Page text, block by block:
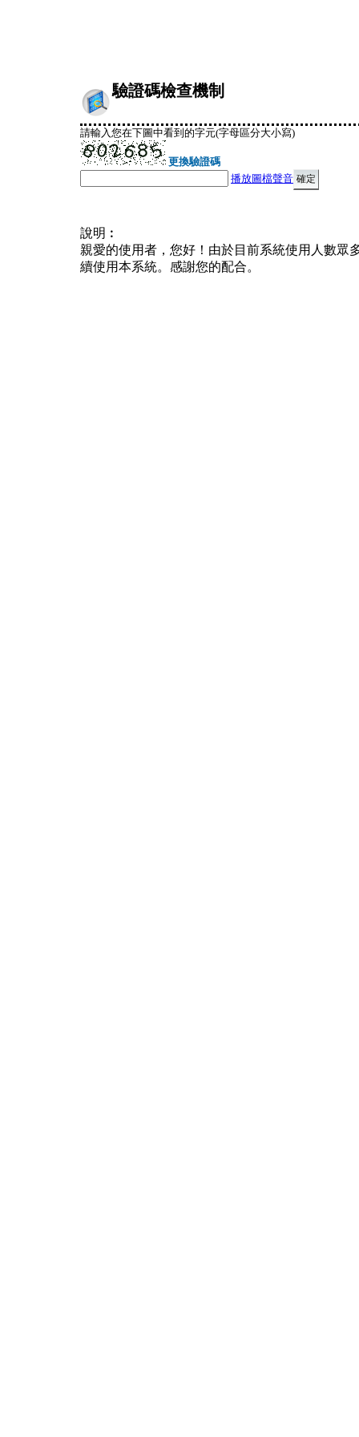
驗證碼檢查機制
請輸入您在下圖中看到的字元(字母區分大小寫)
更換驗證碼
播放圖檔聲音
說明︰
親愛的使用者，您好！由於目前系統使用人數眾
續使用本系統。感謝您的配合。